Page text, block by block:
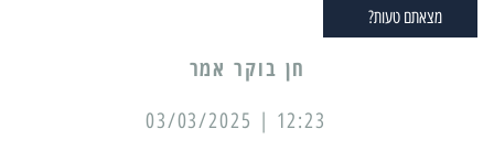
מצאתם טעות?
12:23 | 03/03/2025